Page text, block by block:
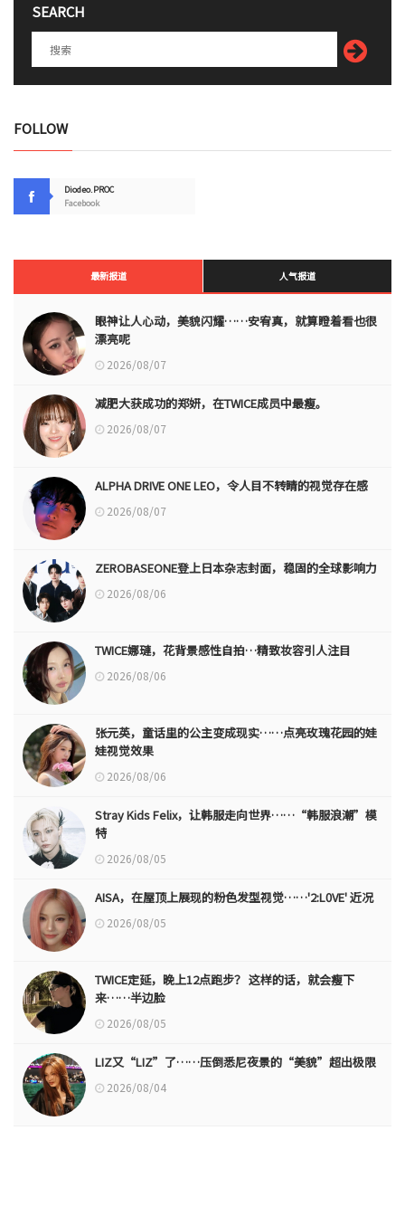
SEARCH
FOLLOW
Diodeo.PROC
Facebook
最新报道 人气报道
眼神让人心动，美貌闪耀……安宥真，就算瞪着看也很
漂亮呢
2026/08/07
减肥大获成功的郑妍，在TWICE成员中最瘦。
2026/08/07
ALPHA DRIVE ONE LEO，令人目不转睛的视觉存在感
2026/08/07
ZEROBASEONE登上日本杂志封面，稳固的全球影响力
2026/08/06
TWICE娜璉，花背景感性自拍…精致妆容引人注目
2026/08/06
张元英，童话里的公主变成现实……点亮玫瑰花园的娃
娃视觉效果
2026/08/06
Stray Kids Felix，让韩服走向世界……“韩服浪潮”模
特
2026/08/05
AISA，在屋顶上展现的粉色发型视觉……'2:L0VE' 近况
2026/08/05
TWICE定延，晚上12点跑步？ 这样的话，就会瘦下
来……半边脸
2026/08/05
LIZ又“LIZ”了……压倒悉尼夜景的“美貌”超出极限
2026/08/04